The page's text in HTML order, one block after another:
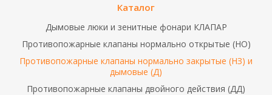
Каталог
Дымовые люки и зенитные фонари КЛАПАР
Противопожарные клапаны нормально открытые (НО)
Противопожарные клапаны нормально закрытые (НЗ) и
дымовые (Д)
Противопожарные клапаны двойного действия (ДД)